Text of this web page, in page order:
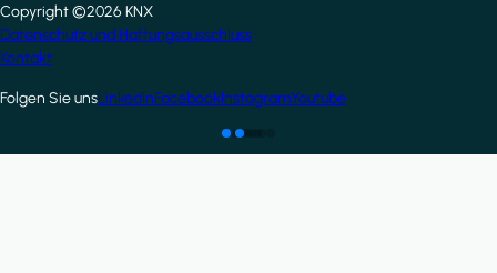
Copyright ©2026 KNX
Footer
Datenschutz und Haftungsausschluss
Kontakt
Folgen Sie unsLinkedInFacebookInstagramYoutube